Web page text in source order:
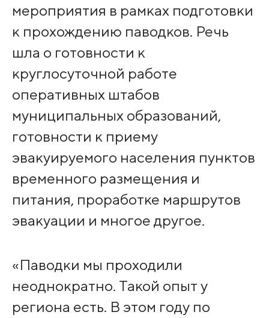
мероприятия в рамках подготовки
к прохождению паводков. Речь
шла о готовности к
круглосуточной работе
оперативных штабов
муниципальных образований,
готовности к приему
эвакуируемого населения пунктов
временного размещения и
питания, проработке маршрутов
эвакуации и многое другое.
«Паводки мы проходили
неоднократно. Такой опыт у
региона есть. В этом году по